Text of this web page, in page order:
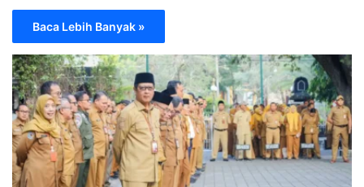
Baca Lebih Banyak »